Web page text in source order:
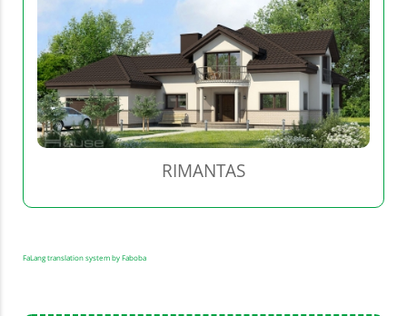
RIMANTAS
FaLang translation system by Faboba